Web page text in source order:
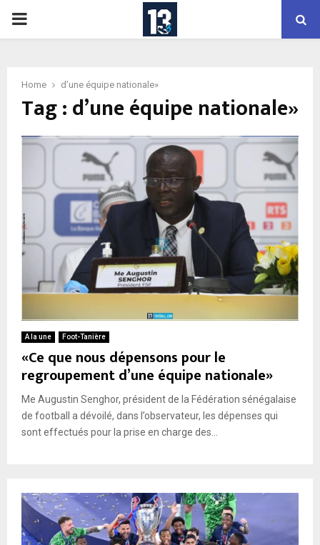
PRIMARY
Home d’une équipe nationale»
Tag : d’une équipe nationale»
A la une Foot-Tanière
«Ce que nous dépensons pour le
regroupement d’une équipe nationale»
Me Augustin Senghor, président de la Fédération sénégalaise
de football a dévoilé, dans l’observateur, les dépenses qui
sont effectués pour la prise en charge des...